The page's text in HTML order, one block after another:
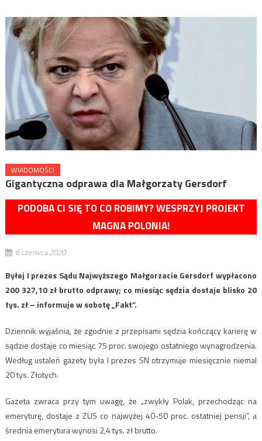
WIADOMOŚCI
Gigantyczna odprawa dla Małgorzaty Gersdorf
PODOBA CI SIĘ TO CO ROBIMY? WESPRZYJ PROJEKT
MAGNA POLONIA!
6 czerwca 2020
Byłej I prezes Sądu Najwyższego Małgorzacie Gersdorf wypłacono
200 327,10 zł brutto odprawy; co miesiąc sędzia dostaje blisko 20
tys. zł – informuje w sobotę „Fakt”.
Dziennik wyjaśnia, że zgodnie z przepisami sędzia kończący karierę w
sądzie dostaje co miesiąc 75 proc. swojego ostatniego wynagrodzenia.
Według ustaleń gazety była I prezes SN otrzymuje miesięcznie niemal
20 tys. Złotych.
Gazeta zwraca przy tym uwagę, że „zwykły Polak, przechodząc na
emeryturę, dostaje z ZUS co najwyżej 40-50 proc. ostatniej pensji”, a
średnia emerytura wynosi 2,4 tys. zł brutto.